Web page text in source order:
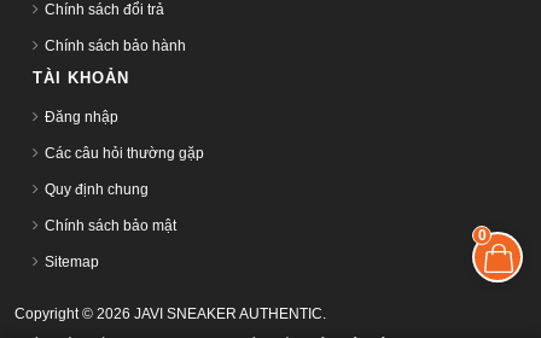
Chính sách đổi trả
Chính sách bảo hành
TÀI KHOẢN
Đăng nhập
Các câu hỏi thường gặp
Quy định chung
Chính sách bảo mật
Sitemap
Copyright © 2026 JAVI SNEAKER AUTHENTIC.
0